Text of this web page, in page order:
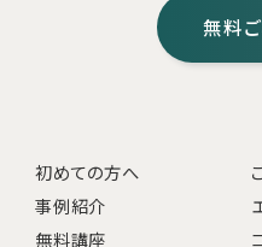
無料
初めての方へ
事例紹介
無料講座